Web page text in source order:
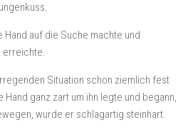
auf die Suche machte und
erreichte.
Situation schon ziemlich fest
ganz zart um ihn legte und begann,
wurde er schlagartig steinhart.